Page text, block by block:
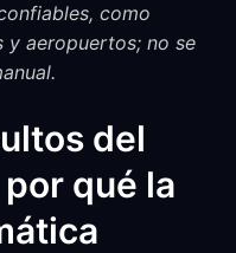
como
y aeropuertos; no se
del
qué la